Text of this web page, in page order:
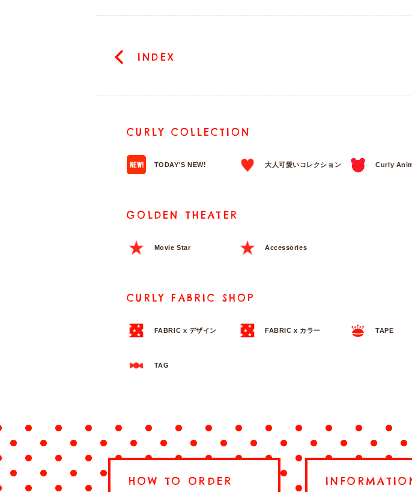
INDEX
CURLY COLLECTION
TODAY'S NEW! 大人可愛いコレクション Curly
GOLDEN THEATER
Movie Star Accessories
CURLY FABRIC SHOP
FABRIC x デザイン FABRIC x カラー TAPE
TAG
HOW TO ORDER